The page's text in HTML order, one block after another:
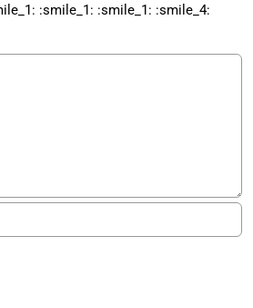
:smile_1: :smile_1: :smile_4: